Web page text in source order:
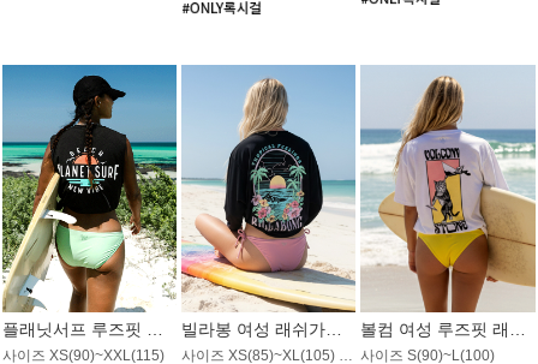
사이즈 XS(90)~XXL(115) 사이즈 XS(85)~XL(105) / 오버핏 사이즈 S(90)~L(100)